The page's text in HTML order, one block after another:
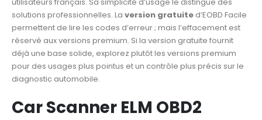
solutions professionnelles. La version gratuite d’EOBD Facile
permettent de lire les codes d’erreur ; mais l’effacement est
réservé aux versions premium. Si la version gratuite fournit
déjà une base solide, explorez plutôt les versions premium
pour des usages plus pointus et un contrôle plus précis sur le
diagnostic automobile.
Car Scanner ELM OBD2